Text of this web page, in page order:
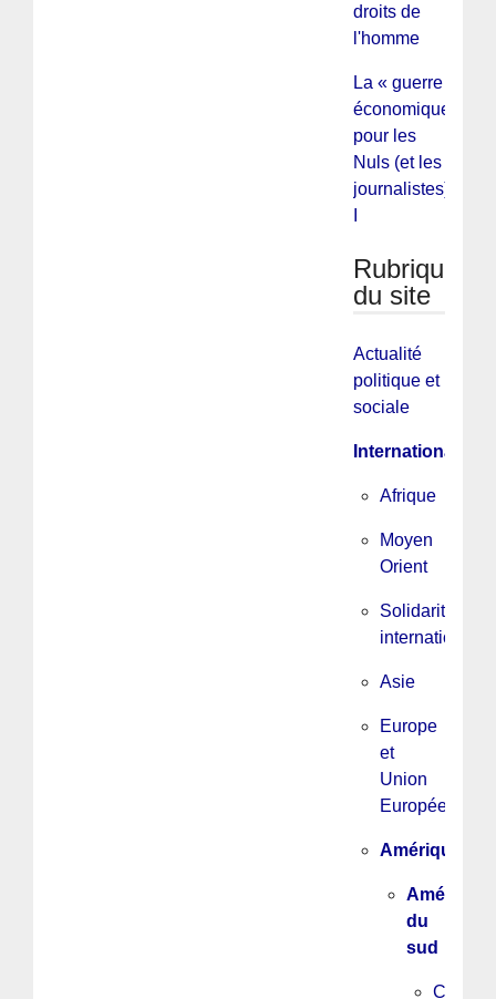
droits de
l'homme
La « guerre
économique »
pour les
Nuls (et les
journalistes).
Rubriques
du site
Actualité
politique et
sociale
International
Afrique
Moyen
Orient
Solidarité
internationale
Asie
Europe
et
Union
Européenne
Amérique
Amérique
du
sud
Chili